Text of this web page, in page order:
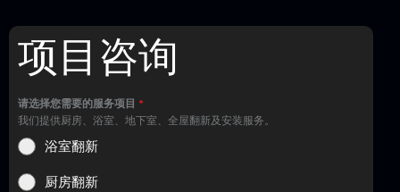
项目咨询
请选择您需要的服务项目 *
我们提供厨房、浴室、地下室、全屋翻新及安装服务。
浴室翻新
厨房翻新